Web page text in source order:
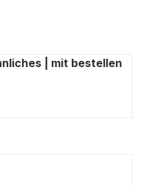
| mit bestellen